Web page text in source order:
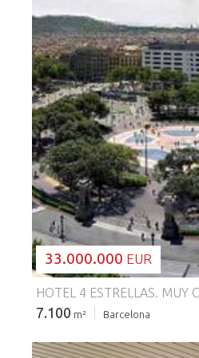
33.000.000 EUR
7.100 m² Barcelona